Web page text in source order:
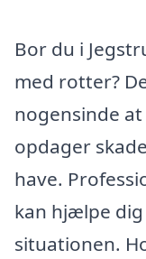
Bor du i
med rotter?
nogensinde
opdager
have.
kan hjælpe
situationen.